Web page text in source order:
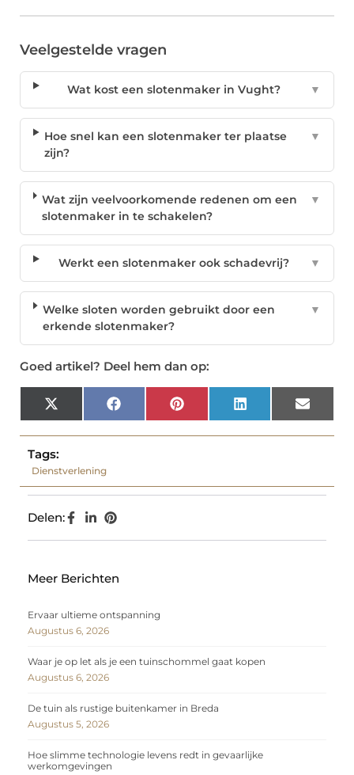
Veelgestelde vragen
Wat kost een slotenmaker in Vught? ▼
Hoe snel kan een slotenmaker ter plaatse
zijn?
▼
Wat zijn veelvoorkomende redenen om een
slotenmaker in te schakelen?
▼
Werkt een slotenmaker ook schadevrij? ▼
Welke sloten worden gebruikt door een
erkende slotenmaker?
▼
Goed artikel? Deel hem dan op:
X
(Twitter)
Facebook Pinterest LinkedIn Email
Tags:
Dienstverlening
Delen:
Meer Berichten
Ervaar ultieme ontspanning
Augustus 6, 2026
Waar je op let als je een tuinschommel gaat kopen
Augustus 6, 2026
De tuin als rustige buitenkamer in Breda
Augustus 5, 2026
Hoe slimme technologie levens redt in gevaarlijke
werkomgevingen